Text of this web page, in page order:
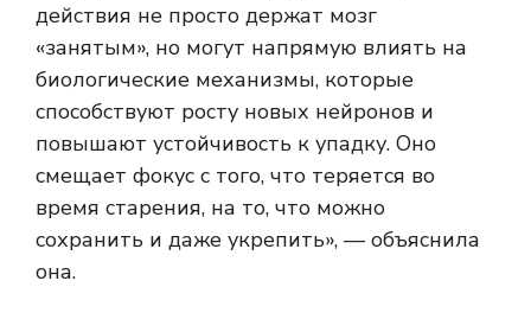
действия не просто держат мозг
«занятым», но могут напрямую влиять на
биологические механизмы, которые
способствуют росту новых нейронов и
повышают устойчивость к упадку. Оно
смещает фокус с того, что теряется во
время старения, на то, что можно
сохранить и даже укрепить», — объяснила
она.